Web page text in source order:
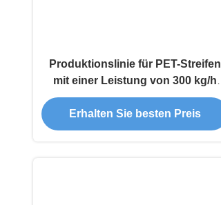
Produktionslinie für PET-Streifen
mit einer Leistung von 300 kg/h
und PET-Flakes/Granules
Erhalten Sie besten Preis